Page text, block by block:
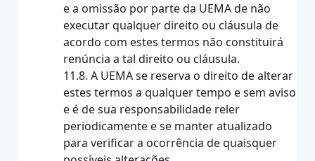
e a omissão por parte da UEMA de não
executar qualquer direito ou cláusula de
acordo com estes termos não constituirá
renúncia a tal direito ou cláusula.
11.8. A UEMA se reserva o direito de alterar
estes termos a qualquer tempo e sem aviso
e é de sua responsabilidade reler
periodicamente e se manter atualizado
para verificar a ocorrência de quaisquer